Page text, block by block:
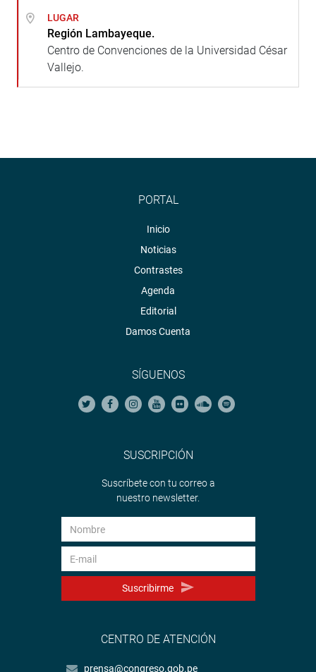
LUGAR
Región Lambayeque.
Centro de Convenciones de la Universidad César
Vallejo.
PORTAL
Inicio
Noticias
Contrastes
Agenda
Editorial
Damos Cuenta
SÍGUENOS
SUSCRIPCIÓN
Suscríbete con tu correo a
nuestro newsletter.
Suscribirme
CENTRO DE ATENCIÓN
prensa@congreso.gob.pe